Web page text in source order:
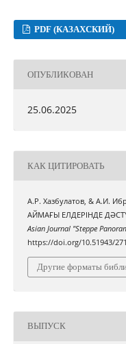
PDF (КАЗАХСКИЙ)
ОПУБЛИКОВАН
25.06.2025
КАК ЦИТИРОВАТЬ
А.Р. Хазбулатов, & А.И.
АЙМАҒЫ ЕЛДЕРІНДЕ
Asian Journal "Steppe
https://doi.org/10.51943/
Другие форматы
ВЫПУСК